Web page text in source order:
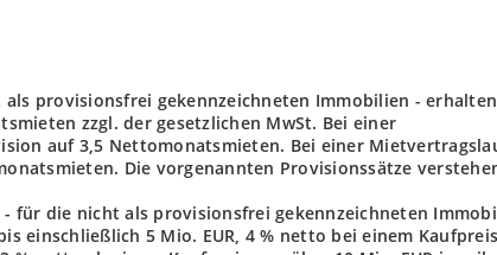
provisionsfrei gekennzeichneten Immobilien -
zzgl. der gesetzlichen MwSt. Bei einer
auf 3,5 Nettomonatsmieten. Bei einer
Die vorgenannten Provisionssätze
für die nicht als provisionsfrei gekennzeichneten
einschließlich 5 Mio. EUR, 4 % netto bei einem